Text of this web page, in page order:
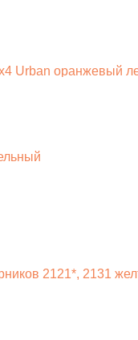
Urban оранжевый
2121*, 2131